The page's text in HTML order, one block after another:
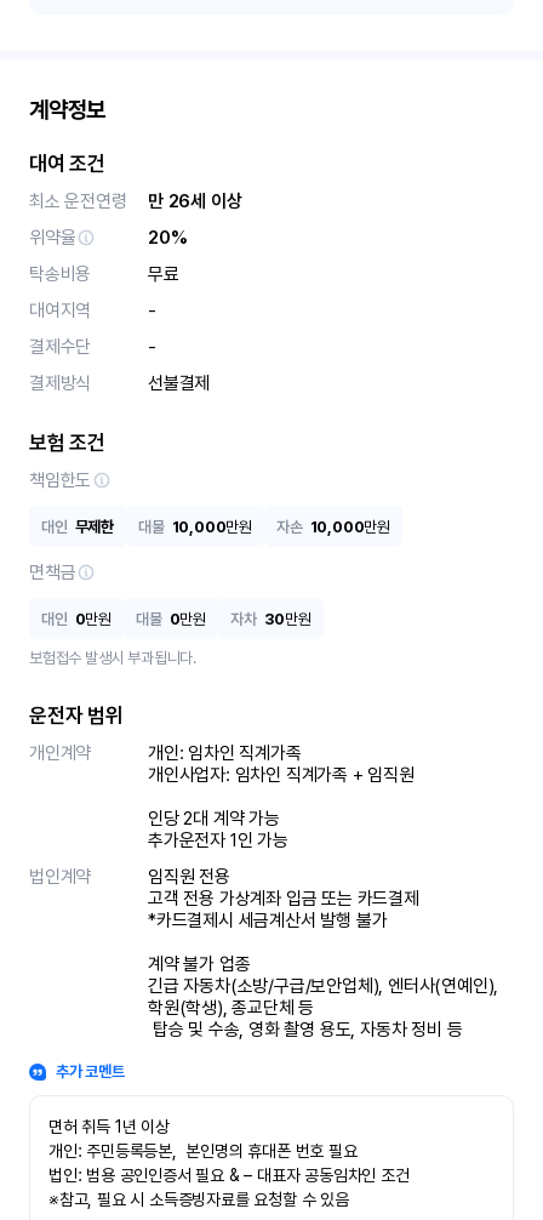
계약정보
대여 조건
최소 운전연령
만 26세 이상
위약율
20%
탁송비용
무료
대여지역
-
결제수단
-
결제방식
선불결제
보험 조건
책임한도
대인 무제한 대물 10,000만원 자손 10,000만원
면책금
대인 0만원 대물 0만원 자차 30만원
보험접수 발생시 부과됩니다.
운전자 범위
개인계약
개인: 임차인 직계가족
개인사업자: 임차인 직계가족 + 임직원
인당 2대 계약 가능
추가운전자 1인 가능
법인계약
임직원 전용
고객 전용 가상계좌 입금 또는 카드결제
*카드결제시 세금계산서 발행 불가
계약 불가 업종
긴급 자동차(소방/구급/보안업체), 엔터사(연예인),
학원(학생), 종교단체 등
탑승 및 수송, 영화 촬영 용도, 자동차 정비 등
추가 코멘트
면허 취득 1년 이상
개인: 주민등록등본,  본인명의 휴대폰 번호 필요
법인: 범용 공인인증서 필요 & – 대표자 공동임차인 조건
※참고, 필요 시 소득증빙자료를 요청할 수 있음